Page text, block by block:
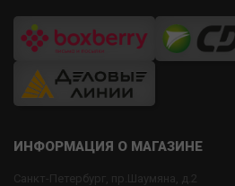
ИНФОРМАЦИЯ О МАГАЗИНЕ
Санкт-Петербург, пр.Шаумяна, д.2